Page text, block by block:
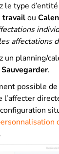
le type
travailou
affectations
un planning/
Sauvegarder.
possible
l’affecter
.